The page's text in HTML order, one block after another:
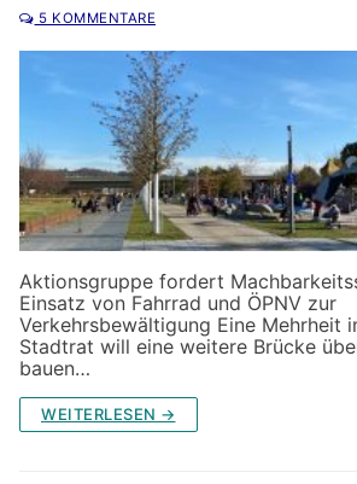
5 KOMMENTARE
Aktionsgruppe fordert
Einsatz von Fahrrad und ÖPNV zur
Verkehrsbewältigung Eine Mehrheit
Stadtrat will eine weitere Brücke
bauen…
WEITERLESEN →